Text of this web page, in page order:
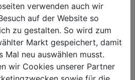
verwenden auch wir
auf der Website so
zu gestalten. So wird zum
Markt gespeichert, damit
Mal neu auswählen musst.
wir Cookies unserer Partner